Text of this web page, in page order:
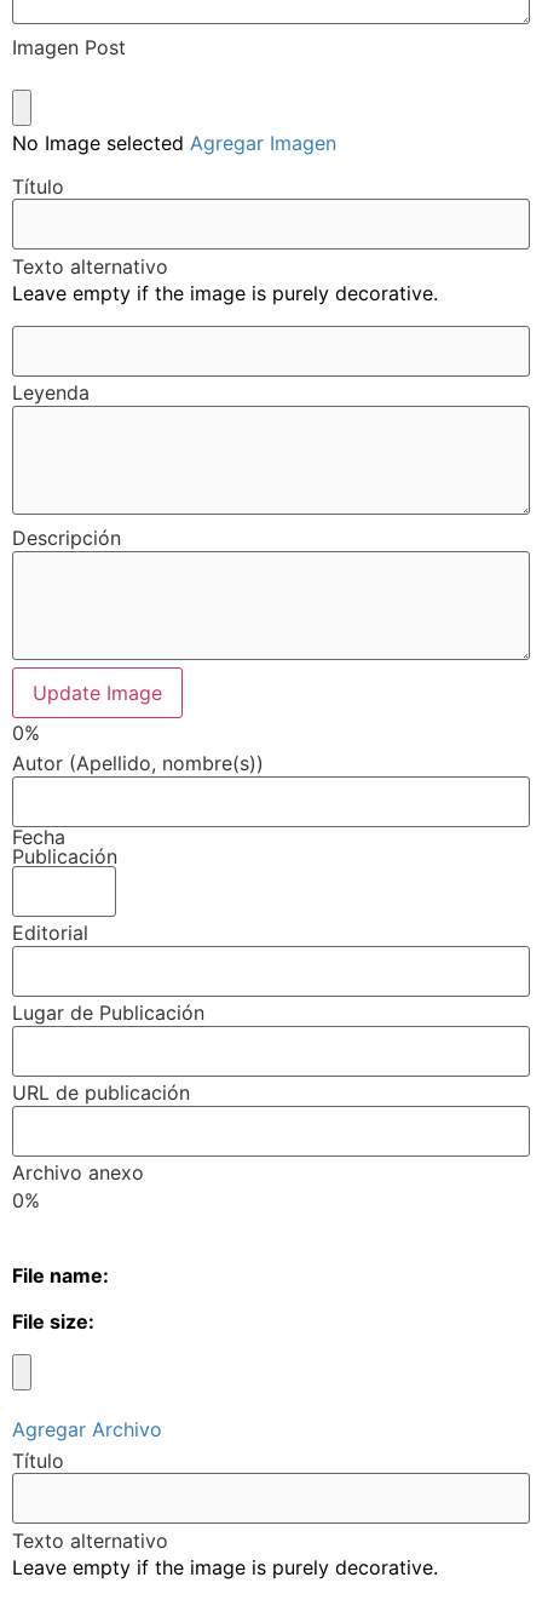
Imagen Post
No Image selected Agregar Imagen
Título
Texto alternativo
Leave empty if the image is purely decorative.
Leyenda
Descripción
Update Image
0%
Autor (Apellido, nombre(s))
Fecha
Publicación
Editorial
Lugar de Publicación
URL de publicación
Archivo anexo
0%
File name:
File size:
Agregar Archivo
Título
Texto alternativo
Leave empty if the image is purely decorative.